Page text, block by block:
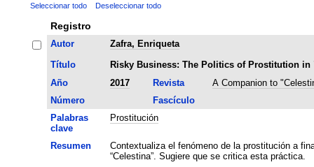
Seleccionar todo Deseleccionar todo
Registro
Autor
Zafra, Enriqueta
Título
Risky Business: The Politics of Prostitution in
Año
2017 Revista
A Companion to
Número
Fascículo
Palabras
clave
Prostitución
Resumen
Contextualiza el fenómeno de la prostitución a
“Celestina”. Sugiere que se critica esta práctica.